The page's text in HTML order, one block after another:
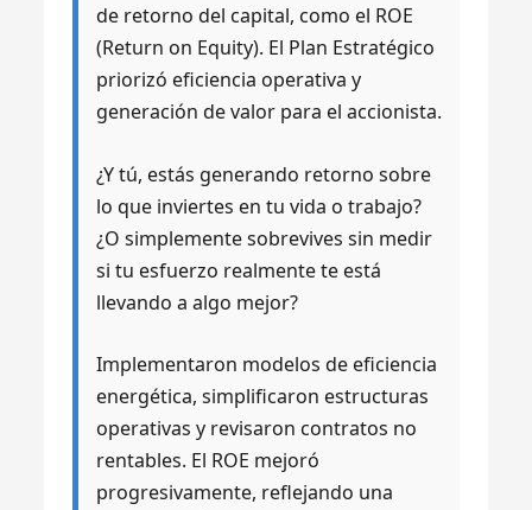
de retorno del capital, como el ROE
(Return on Equity). El Plan Estratégico
priorizó eficiencia operativa y
generación de valor para el accionista.
¿Y tú, estás generando retorno sobre
lo que inviertes en tu vida o trabajo?
¿O simplemente sobrevives sin medir
si tu esfuerzo realmente te está
llevando a algo mejor?
Implementaron modelos de eficiencia
energética, simplificaron estructuras
operativas y revisaron contratos no
rentables. El ROE mejoró
progresivamente, reflejando una